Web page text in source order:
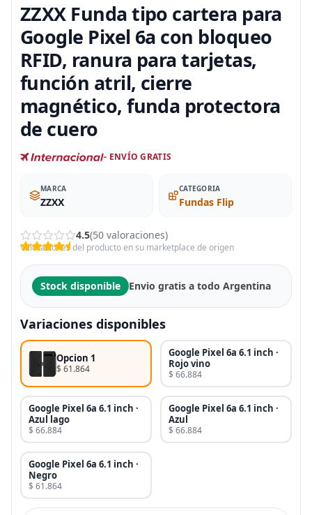
ZZXX Funda tipo cartera para
Google Pixel 6a con bloqueo
RFID, ranura para tarjetas,
función atril, cierre
magnético, funda protectora
de cuero
- ENVÍO GRATIS
MARCA
ZZXX
CATEGORIA
Fundas Flip
4.5(50 valoraciones)
Valoraciones del producto en su marketplace de origen
Stock disponible Envio gratis a todo Argentina
Variaciones disponibles
Opcion 1
$ 61.864
Google Pixel 6a 6.1 inch ·
Rojo vino
$ 66.884
Google Pixel 6a 6.1 inch ·
Azul lago
$ 66.884
Google Pixel 6a 6.1 inch ·
Azul
$ 66.884
Google Pixel 6a 6.1 inch ·
Negro
$ 61.864